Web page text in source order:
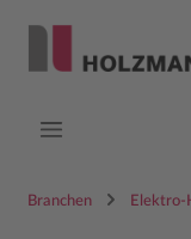
Branchen Elektro-